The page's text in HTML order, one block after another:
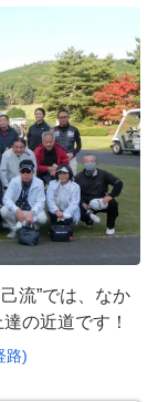
流”では、なか
の近道です！
路)